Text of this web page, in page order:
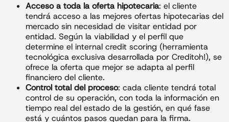
Acceso a toda la oferta hipotecaria: el cliente
tendrá acceso a las mejores ofertas hipotecarias del
mercado sin necesidad de visitar entidad por
entidad. Según la viabilidad y el perfil que
determine el internal credit scoring (herramienta
tecnológica exclusiva desarrollada por Creditoh!), se
ofrece la oferta que mejor se adapta al perfil
financiero del cliente.
Control total del proceso: cada cliente tendrá total
control de su operación, con toda la información en
tiempo real del estado de la gestión, en qué fase
está y cuántos pasos quedan para la firma.